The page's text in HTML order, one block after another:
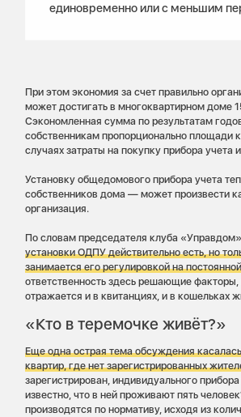
единовременно или с меньшим
При этом экономия за счет правильно
может достигать в многоквартирном доме
Сэкономленная сумма по результатам
собственникам пропорционально площади
случаях затраты на покупку прибора учета
Установку общедомового прибора учета
собственников дома — может произвести
организация.
По словам председателя клуба
установки ОДПУ действительно есть, но
занимается его регулировкой на
ответственность здесь решающие
отражается и в квитанциях, и в кошельках
«Кто в теремочке живёт?»
Еще одна острая тема обсуждения
квартир, где нет зарегистрированных
зарегистрирован, индивидуального
известно, что в ней проживают пять
производятся по нормативу, исходя из